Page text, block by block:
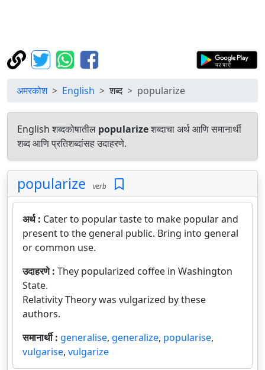
अमरकोश English शब्द popularize
English शब्दकोषातील popularizeशब्दाचा अर्थ आणि समानार्थी
शब्द आणि प्रतिशब्दांसह उदाहरणे.
popularize verb
अर्थ : Cater to popular taste to make popular and
present to the general public. Bring into general
or common use.
उदाहरणे : They popularized coffee in Washington
State.
Relativity Theory was vulgarized by these
authors.
समानार्थी : generalise, generalize, popularise,
vulgarise, vulgarize